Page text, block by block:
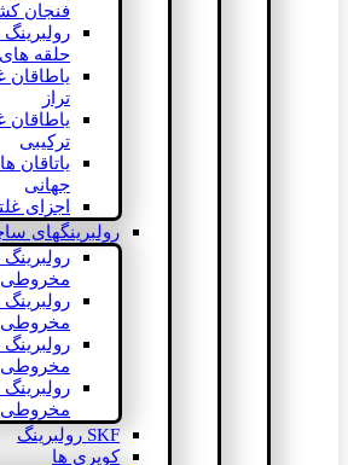
فنجان
حلقه
تراز
ترکیبی
یاتاقان
جهانی
اجزای
رولبرینگهای
مخروطی
مخروطی
مخروطی
مخروطی
SKF رولبرینگ
کوپری ها